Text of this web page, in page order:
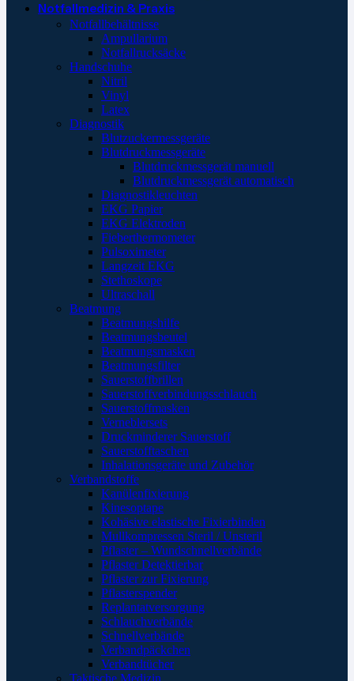
Notfallmedizin & Praxis
Notfallbehältnisse
Ampullarium
Notfallrucksäcke
Handschuhe
Nitril
Vinyl
Latex
Diagnostik
Blutzuckermessgeräte
Blutdruckmessgeräte
Blutdruckmessgerät manuell
Blutdruckmessgerät automatisch
Diagnostikleuchten
EKG Papier
EKG Elektroden
Fieberthermometer
Pulsoximeter
Langzeit EKG
Stethoskope
Ultraschall
Beatmung
Beatmungshilfe
Beatmungsbeutel
Beatmungsmasken
Beatmungsfilter
Sauerstoffbrillen
Sauerstoffverbindungsschlauch
Sauerstoffmasken
Verneblersets
Druckminderer Sauerstoff
Sauerstofftaschen
Inhalationsgeräte und Zubehör
Verbandstoffe
Kanülenfixierung
Kinesoptape
Kohäsive elastische Fixierbinden
Mullkompressen Steril / Unsteril
Pflaster – Wundschnellverbände
Pflaster Detektierbar
Pflaster zur Fixierung
Pflasterspender
Replantatversorgung
Schlauchverbände
Schnellverbände
Verbandpäckchen
Verbandtücher
Taktische Medizin